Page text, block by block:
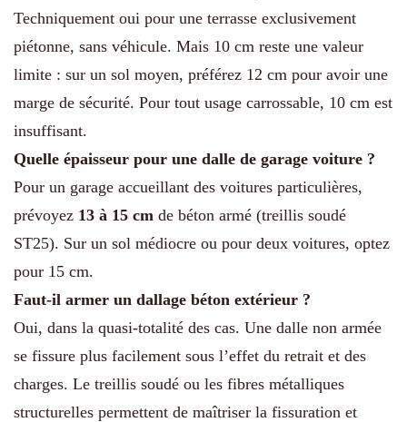
Techniquement oui pour une terrasse exclusivement
piétonne, sans véhicule. Mais 10 cm reste une valeur
limite : sur un sol moyen, préférez 12 cm pour avoir une
marge de sécurité. Pour tout usage carrossable, 10 cm est
insuffisant.
Quelle épaisseur pour une dalle de garage voiture ?
Pour un garage accueillant des voitures particulières,
prévoyez 13 à 15 cm de béton armé (treillis soudé
ST25). Sur un sol médiocre ou pour deux voitures, optez
pour 15 cm.
Faut-il armer un dallage béton extérieur ?
Oui, dans la quasi-totalité des cas. Une dalle non armée
se fissure plus facilement sous l’effet du retrait et des
charges. Le treillis soudé ou les fibres métalliques
structurelles permettent de maîtriser la fissuration et